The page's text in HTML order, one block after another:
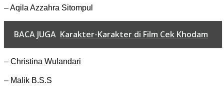
– Aqila Azzahra Sitompul
BACA JUGA Karakter-Karakter di Film Cek Khodam
– Christina Wulandari
– Malik B.S.S